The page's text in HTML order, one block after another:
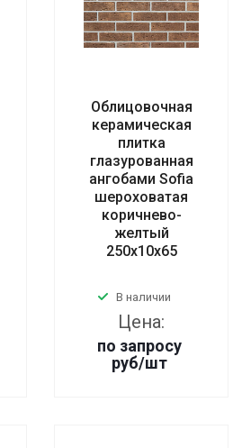
Облицовочная
керамическая
плитка
глазурованная
ангобами Sofia
шероховатая
коричнево-
желтый
250x10x65
В наличии
Цена:
по запросу
руб/шт